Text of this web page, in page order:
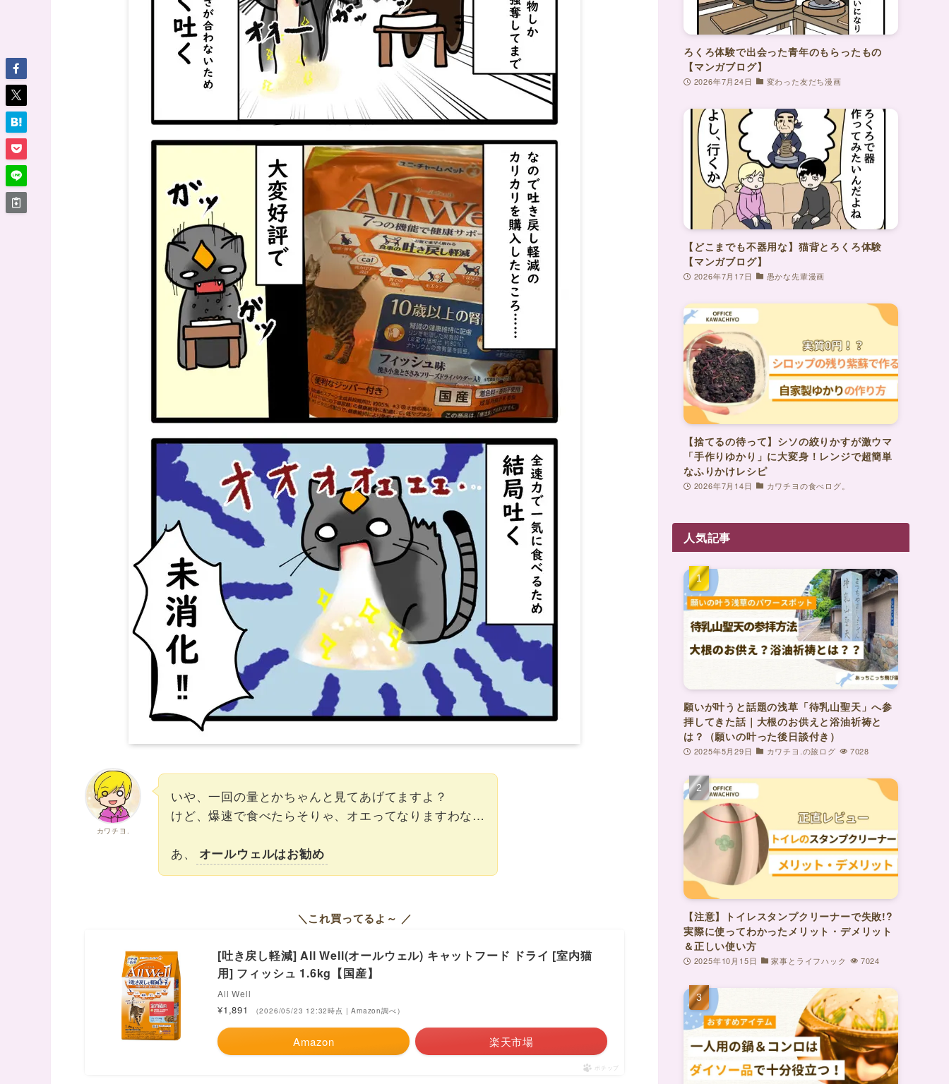
カワチヨ.
いや、一回の量とかちゃんと見てあげてますよ？
けど、爆速で食べたらそりゃ、オエってなりますわな…
あ、 オールウェルはお勧め
＼これ買ってるよ～ ／
[吐き戻し軽減] All Well(オールウェル) キャットフード ドライ [室内猫
用] フィッシュ 1.6kg【国産】
All Well
¥1,891 （2026/05/23 12:32時点 | Amazon調べ）
Amazon 楽天市場
ポチップ
ろくろ体験で出会った青年のもらったもの
【マンガブログ】
2026年7月24日 変わった友だち漫画
【どこまでも不器用な】猫背とろくろ体験
【マンガブログ】
2026年7月17日 愚かな先輩漫画
【捨てるの待って】シソの絞りかすが激ウマ
「手作りゆかり」に大変身！レンジで超簡単
なふりかけレシピ
2026年7月14日 カワチヨの食べログ。
人気記事
願いが叶うと話題の浅草「待乳山聖天」へ参
拝してきた話｜大根のお供えと浴油祈祷と
は？（願いの叶った後日談付き）
2025年5月29日 カワチヨ.の旅ログ 7028
【注意】トイレスタンプクリーナーで失敗!?
実際に使ってわかったメリット・デメリット
＆正しい使い方
2025年10月15日 家事とライフハック 7024